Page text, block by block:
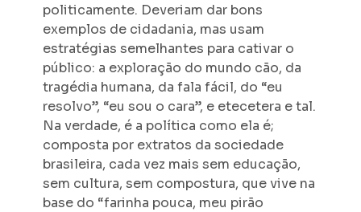
politicamente. Deveriam dar bons
exemplos de cidadania, mas usam
estratégias semelhantes para cativar o
público: a exploração do mundo cão, da
tragédia humana, da fala fácil, do “eu
resolvo”, “eu sou o cara”, e etecetera e tal.
Na verdade, é a política como ela é;
composta por extratos da sociedade
brasileira, cada vez mais sem educação,
sem cultura, sem compostura, que vive na
base do “farinha pouca, meu pirão